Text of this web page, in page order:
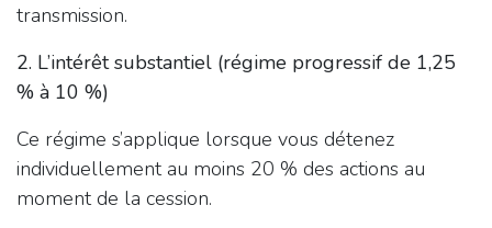
transmission.
2. L’intérêt substantiel (régime progressif de 1,25
% à 10 %)
Ce régime s’applique lorsque vous détenez
individuellement au moins 20 % des actions au
moment de la cession.